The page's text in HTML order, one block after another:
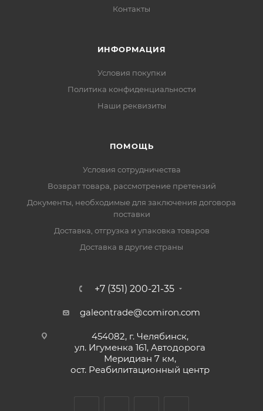
Контакты
ИНФОРМАЦИЯ
Условия покупки
Политика конфиденциальности
Наши реквизиты
ПОМОЩЬ
Условия сотрудничества
Возврат товара, рассмотрение претензий
Документы, необходимые для заключения договора
поставки
Доставка, отгрузка и упаковка товаров
Доставка в другие страны
+7 (351) 200-21-35
galeontrade@comiron.com
454082, г. Челябинск,
ул. Игуменка 161, Автодорога
Меридиан 7 км,
ост. Реабилитационный центр